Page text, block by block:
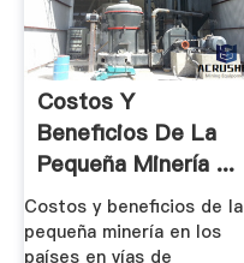
Costos Y
Beneficios De La
Pequeña Minería ...
- .
Costos y beneficios de la
pequeña minería en los
países en vías de